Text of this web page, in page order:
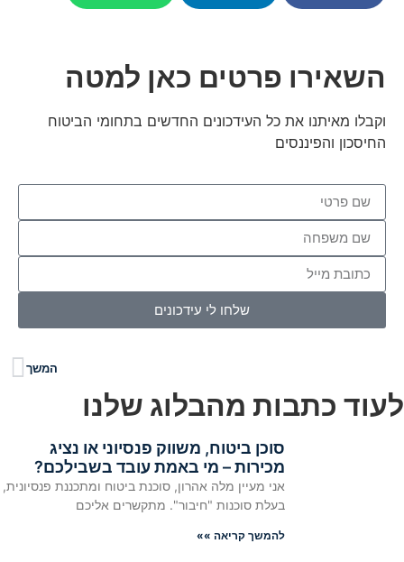
השאירו פרטים כאן למטה
וקבלו מאיתנו את כל העידכונים החדשים בתחומי הביטוח
החיסכון והפיננסים
שלחו לי עידכונים
המשך
לעוד כתבות מהבלוג שלנו
סוכן ביטוח, משווק פנסיוני או נציג
מכירות – מי באמת עובד בשבילכם?
אני מעיין מלה אהרון, סוכנת ביטוח ומתכננת פנסיונית,
בעלת סוכנות "חיבור". מתקשרים אליכם
להמשך קריאה »»